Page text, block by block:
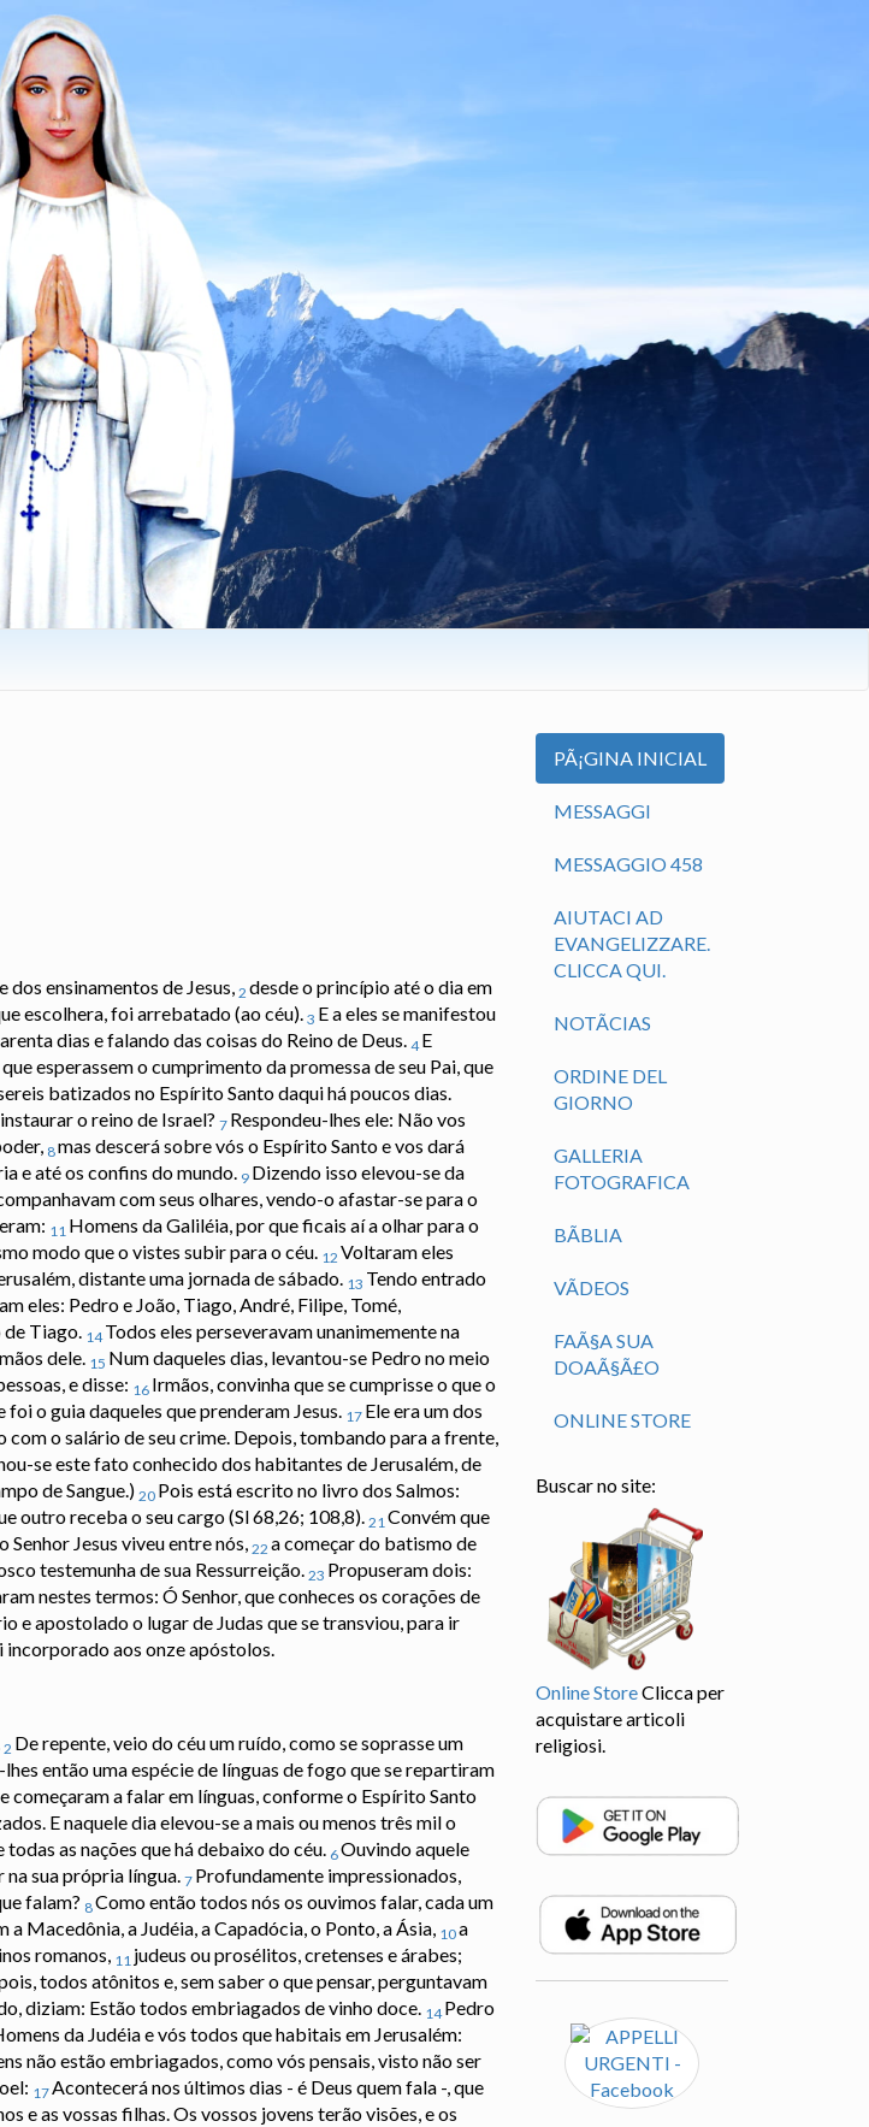
dos ensinamentos de Jesus, 2 desde o princípio até o dia em
escolhera, foi arrebatado (ao céu). 3 E a eles se manifestou
dias e falando das coisas do Reino de Deus. 4 E
esperassem o cumprimento da promessa de seu Pai, que
batizados no Espírito Santo daqui há poucos dias.
o reino de Israel? 7 Respondeu-lhes ele: Não vos
8mas descerá sobre vós o Espírito Santo e vos dará
e até os confins do mundo. 9 Dizendo isso elevou-se da
com seus olhares, vendo-o afastar-se para o
11 Homens da Galiléia, por que ficais aí a olhar para o
modo que o vistes subir para o céu. 12 Voltaram eles
distante uma jornada de sábado. 13 Tendo entrado
eles: Pedro e João, Tiago, André, Filipe, Tomé,
de Tiago. 14 Todos eles perseveravam unanimemente na
dele. 15 Num daqueles dias, levantou-se Pedro no meio
e disse: 16 Irmãos, convinha que se cumprisse o que o
o guia daqueles que prenderam Jesus. 17 Ele era um dos
com o salário de seu crime. Depois, tombando para a frente,
se este fato conhecido dos habitantes de Jerusalém, de
de Sangue.) 20 Pois está escrito no livro dos Salmos:
outro receba o seu cargo (Sl 68,26; 108,8). 21Convém que
Jesus viveu entre nós, 22 a começar do batismo de
testemunha de sua Ressurreição. 23 Propuseram dois:
nestes termos: Ó Senhor, que conheces os corações de
e apostolado o lugar de Judas que se transviou, para ir
aos onze apóstolos.
2 De repente, veio do céu um ruído, como se soprasse um
então uma espécie de línguas de fogo que se repartiram
começaram a falar em línguas, conforme o Espírito Santo
E naquele dia elevou-se a mais ou menos três mil o
as nações que há debaixo do céu. 6Ouvindo aquele
na sua própria língua.7 Profundamente impressionados,
falam? 8Como então todos nós os ouvimos falar, cada um
Macedônia, a Judéia, a Capadócia, o Ponto, a Ásia, 10a
romanos, 11 judeus ou prosélitos, cretenses e árabes;
todos atônitos e, sem saber o que pensar, perguntavam
diziam: Estão todos embriagados de vinho doce. 14 Pedro
da Judéia e vós todos que habitais em Jerusalém:
não estão embriagados, como vós pensais, visto não ser
17Acontecerá nos últimos dias - é Deus quem fala -, que
as vossas filhas. Os vossos jovens terão visões, e os
PÃ¡GINA INICIAL
MESSAGGI
MESSAGGIO 458
AIUTACI AD
EVANGELIZZARE.
CLICCA QUI.
NOTÃ­CIAS
ORDINE DEL
GIORNO
GALLERIA
FOTOGRAFICA
BÃ­BLIA
VÃ­DEOS
FAÃ§A SUA
DOAÃ§Ã£O
ONLINE STORE
Buscar no site:
Online StoreClicca per
acquistare articoli
religiosi.